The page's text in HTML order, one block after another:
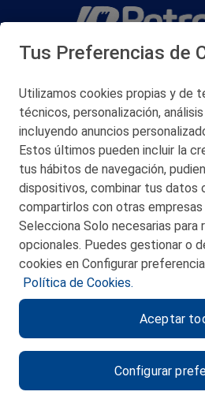
San Martín 5-Edificio
© 2026 Petronor
CONTACTO
MAPA WEB
POLITICA DE
POLITICA DE
CANAL DE
Tus Preferencias de
Utilizamos cookies propias y de
técnicos, personalización,
incluyendo anuncios
Estos últimos pueden incluir la
tus hábitos de navegación,
dispositivos, combinar tus datos
compartirlos con otras empresas
Selecciona Solo necesarias para
opcionales. Puedes gestionar o
cookies en Configurar
Política de Cookies.
Configurar
Aceptar